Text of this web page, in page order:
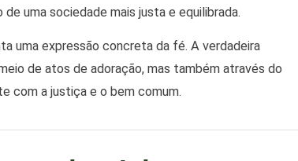
uma sociedade mais justa e equilibrada.
uma expressão concreta da fé. A verdadeira
de atos de adoração, mas também através do
com a justiça e o bem comum.